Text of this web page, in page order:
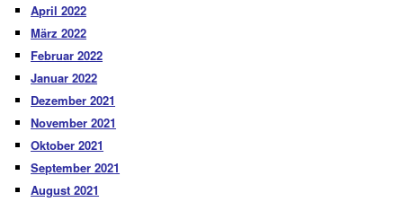
April 2022
März 2022
Februar 2022
Januar 2022
Dezember 2021
November 2021
Oktober 2021
September 2021
August 2021